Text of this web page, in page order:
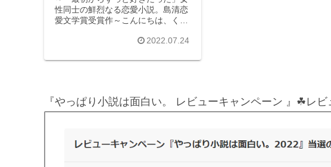
性同士の鮮烈なる恋愛小説。島清恋
愛文学賞受賞作～こんにちは、くま
賞受賞作家、綿矢りさの『生のみ生
story：２５歳、夏。逢衣は恋人の颯
2022.07.24
『やっぱり小説は面白い。 レビューキャンペーン 』☘レ